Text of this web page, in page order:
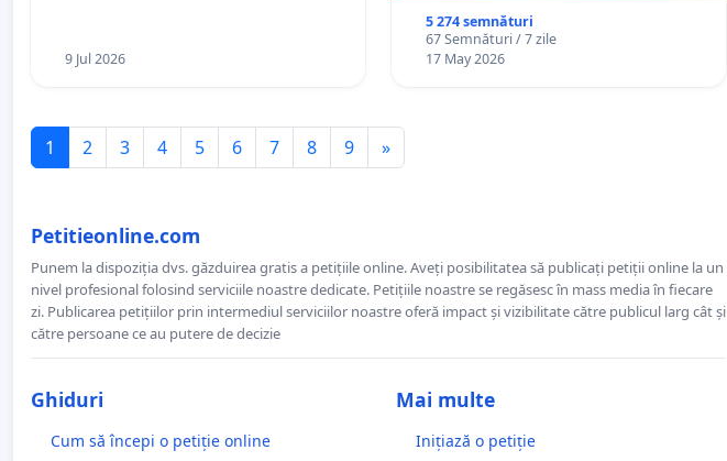
9 Jul 2026
5 274 semnături
67 Semnături / 7 zile
17 May 2026
1 2 3 4 5 6 7 8 9 »
Petitieonline.com
Punem la dispoziția dvs. găzduirea gratis a petițiile online. Aveți posibilitatea să publicați petiții online la un
nivel profesional folosind serviciile noastre dedicate. Petițiile noastre se regăsesc în mass media în fiecare
zi. Publicarea petițiilor prin intermediul serviciilor noastre oferă impact și vizibilitate către publicul larg cât și
către persoane ce au putere de decizie
Ghiduri
Cum să începi o petiție online
Mai multe
Inițiază o petiție